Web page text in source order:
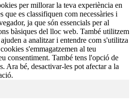
per millorar la teva experiència en
que es classifiquen com necessàries i
ja que són essencials per al
bàsiques del lloc web. També utilitzem
a analitzar i entendre com s'utilitza
s'emmagatzemen al teu
consentiment. També tens l'opció de
Ara bé, desactivar-les pot afectar a la